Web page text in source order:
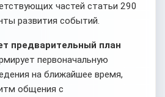
частей статьи 290
развития событий.
предварительный план
первоначальную
на ближайшее время,
общения с